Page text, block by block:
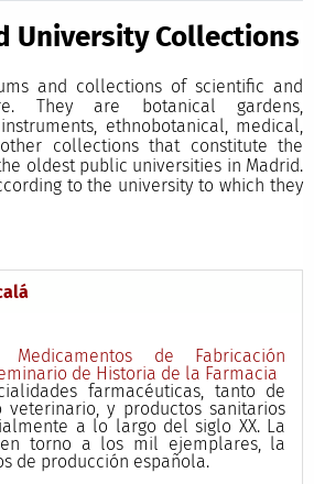
University Collections
and collections of scientific and
They are botanical gardens,
ethnobotanical, medical,
collections that constitute the
oldest public universities in Madrid.
to the university to which they
de Fabricación
de Historia de la Farmacia
farmacéuticas, tanto de
veterinario, y productos sanitarios
a lo largo del siglo XX. La
torno a los mil ejemplares, la
de producción española.